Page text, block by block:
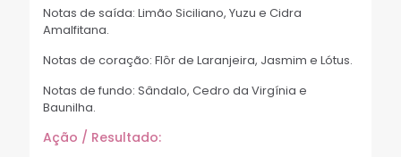
Notas de saída: Limão Siciliano, Yuzu e Cidra
Amalfitana.
Notas de coração: Flôr de Laranjeira, Jasmim e Lótus.
Notas de fundo: Sândalo, Cedro da Virgínia e
Baunilha.
Ação / Resultado: